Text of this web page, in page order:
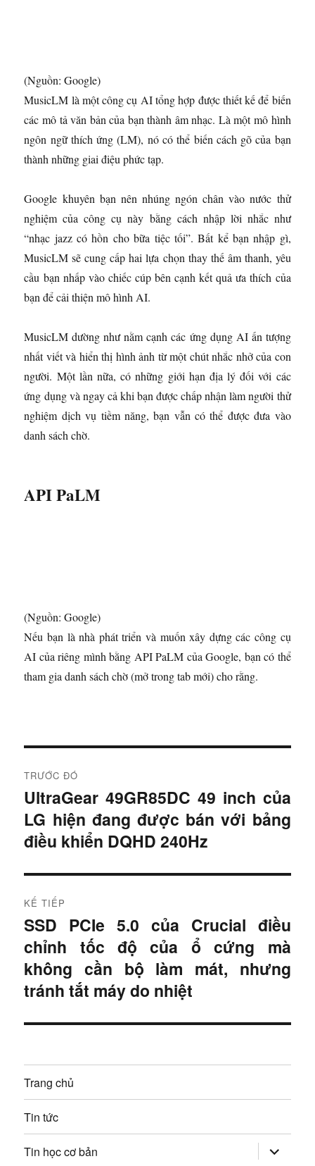
(Nguồn: Google)
MusicLM là một công cụ AI tổng hợp được thiết kế để biến
các mô tả văn bản của bạn thành âm nhạc. Là một mô hình
ngôn ngữ thích ứng (LM), nó có thể biến cách gõ của bạn
thành những giai điệu phức tạp.
Google khuyên bạn nên nhúng ngón chân vào nước thử
nghiệm của công cụ này bằng cách nhập lời nhắc như
“nhạc jazz có hồn cho bữa tiệc tối”. Bất kể bạn nhập gì,
MusicLM sẽ cung cấp hai lựa chọn thay thế âm thanh, yêu
cầu bạn nhấp vào chiếc cúp bên cạnh kết quả ưa thích của
bạn để cải thiện mô hình AI.
MusicLM dường như nằm cạnh các ứng dụng AI ấn tượng
nhất viết và hiển thị hình ảnh từ một chút nhắc nhở của con
người. Một lần nữa, có những giới hạn địa lý đối với các
ứng dụng và ngay cả khi bạn được chấp nhận làm người thử
nghiệm dịch vụ tiềm năng, bạn vẫn có thể được đưa vào
danh sách chờ.
API PaLM
(Nguồn: Google)
Nếu bạn là nhà phát triển và muốn xây dựng các công cụ
AI của riêng mình bằng API PaLM của Google, bạn có thể
tham gia danh sách chờ(mở trong tab mới)cho rằng.
i
ề
u
h
ư
ớ
n
g
b
à
i
v
i
TRƯỚC ĐÓ
B
à
i
r
c
:
UltraGear 49GR85DC 49 inch của
LG hiện đang được bán với bảng
điều khiển DQHD 240Hz
KẾ TIẾP
B
à
i
t
ế
:
SSD PCIe 5.0 của Crucial điều
chỉnh tốc độ của ổ cứng mà
không cần bộ làm mát, nhưng
tránh tắt máy do nhiệt
Trang chủ
Tin tức
Tin học cơ bản mở
rộng